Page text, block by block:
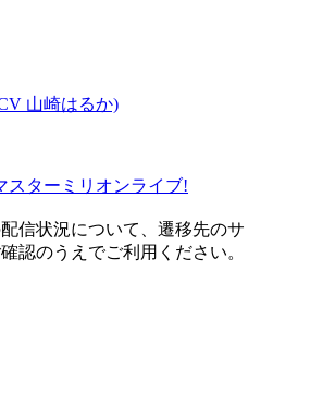
山崎はるか)
スターミリオンライブ!
信状況について、遷移先のサ
認のうえでご利用ください。